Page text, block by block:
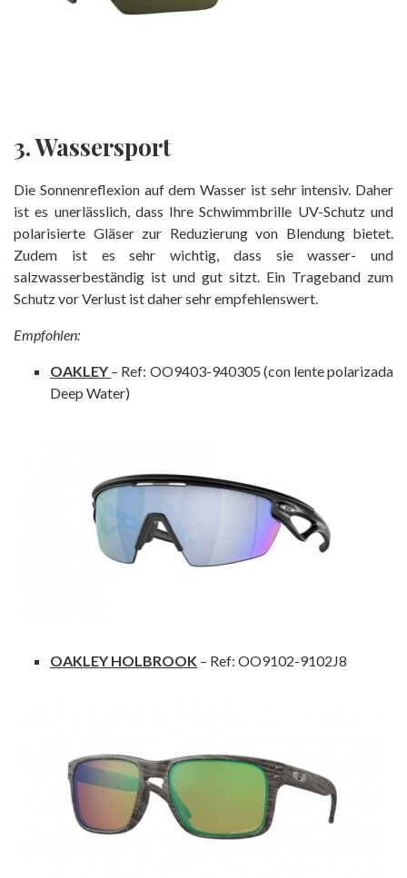
3. Wassersport
Die Sonnenreflexion auf dem Wasser ist sehr intensiv. Daher
ist es unerlässlich, dass Ihre Schwimmbrille UV-Schutz und
polarisierte Gläser zur Reduzierung von Blendung bietet.
Zudem ist es sehr wichtig, dass sie wasser- und
salzwasserbeständig ist und gut sitzt. Ein Trageband zum
Schutz vor Verlust ist daher sehr empfehlenswert.
Empfohlen:
OAKLEY – Ref: OO9403-940305 (con lente polarizada
Deep Water)
OAKLEY HOLBROOK – Ref: OO9102-9102J8